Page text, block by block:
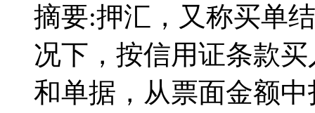
摘要:押汇，又称买单
况下，按信用证条款
和单据，从票面金额